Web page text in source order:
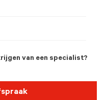
van een specialist?